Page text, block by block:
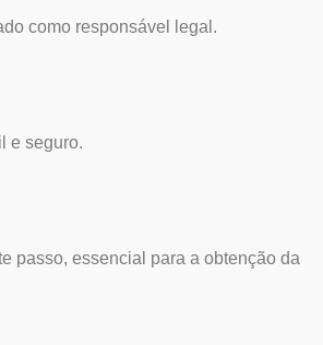
como responsável legal.
e seguro.
passo, essencial para a obtenção da